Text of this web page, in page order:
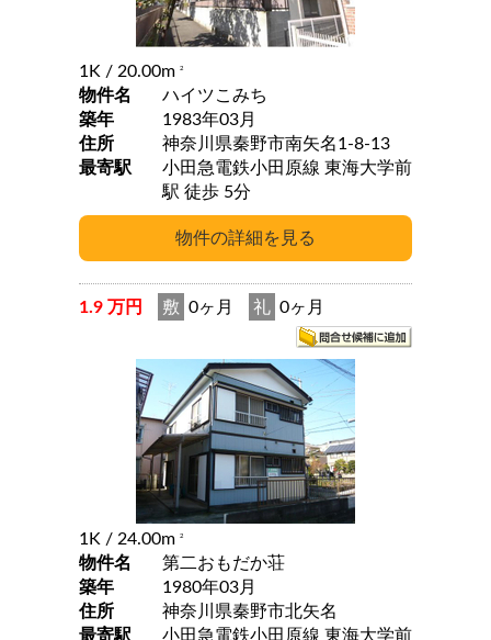
1K / 20.00m 2
物件名
ハイツこみち
築年
1983年03月
住所
神奈川県秦野市南矢名1-8-13
最寄駅
小田急電鉄小田原線 東海大学前
駅 徒歩 5分
1.9 万円 敷 0ヶ月 礼 0ヶ月
1K / 24.00m 2
物件名
第二おもだか荘
築年
1980年03月
住所
神奈川県秦野市北矢名
最寄駅
小田急電鉄小田原線 東海大学前